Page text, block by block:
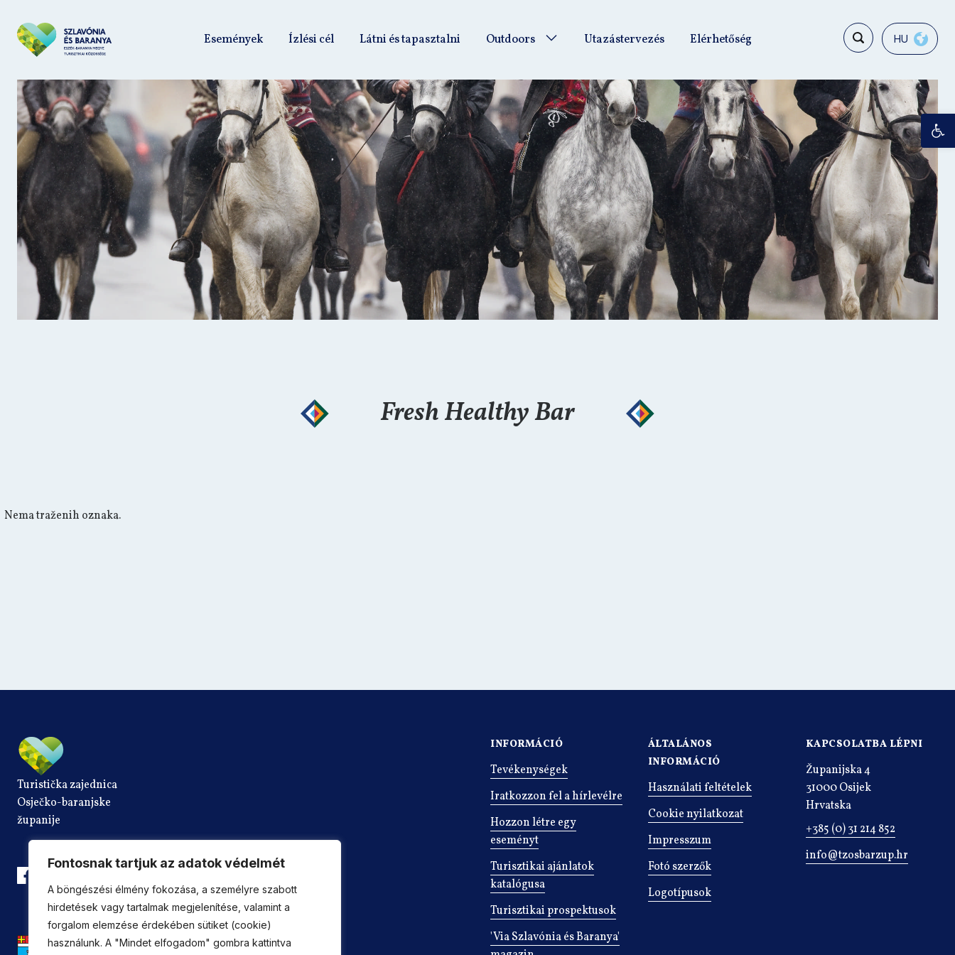
Fontosnak tartjuk az adatok védelmét
A böngészési élmény fokozása, a személyre szabott
hirdetések vagy tartalmak megjelenítése, valamint a
forgalom elemzése érdekében sütiket (cookie)
használunk. A "Mindet elfogadom" gombra kattintva
Események Ízlési cél Látni és tapasztalni Outdoors Utazástervezés Elérhetőség HU
Fresh Healthy Bar
Nema traženih oznaka.
Turistička zajednica
Osječko-baranjske
županije
INFORMÁCIÓ
Tevékenységek
Iratkozzon fel a hírlevélre
Hozzon létre egy
eseményt
Turisztikai ajánlatok
katalógusa
Turisztikai prospektusok
'Via Szlavónia és Baranya'
ÁLTALÁNOS
INFORMÁCIÓ
Használati feltételek
Cookie nyilatkozat
Impresszum
Fotó szerzők
Logotípusok
KAPCSOLATBA LÉPNI
Županijska 4
31000 Osijek
Hrvatska
+385 (0) 31 214 852
info@tzosbarzup.hr